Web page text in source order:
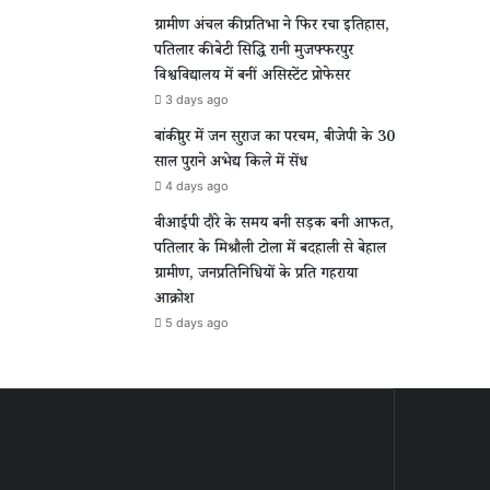
ग्रामीण अंचल की प्रतिभा ने फिर रचा इतिहास,
पतिलार की बेटी सिद्धि रानी मुजफ्फरपुर
विश्वविद्यालय में बनीं असिस्टेंट प्रोफेसर
3 days ago
बांकीपुर में जन सुराज का परचम, बीजेपी के 30
साल पुराने अभेद्य किले में सेंध
4 days ago
वीआईपी दौरे के समय बनी सड़क बनी आफत,
पतिलार के मिश्रौली टोला में बदहाली से बेहाल
ग्रामीण, जनप्रतिनिधियों के प्रति गहराया
आक्रोश
5 days ago